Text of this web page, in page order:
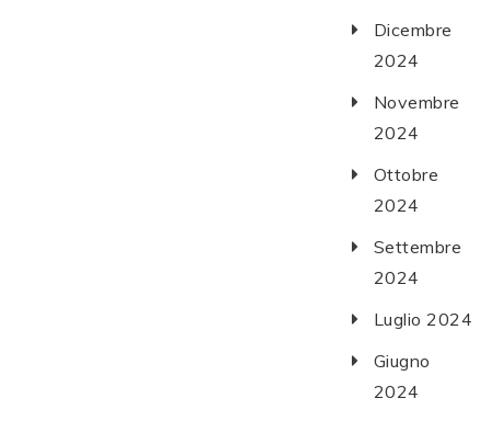
Dicembre
2024
Novembre
2024
Ottobre
2024
Settembre
2024
Luglio 2024
Giugno
2024